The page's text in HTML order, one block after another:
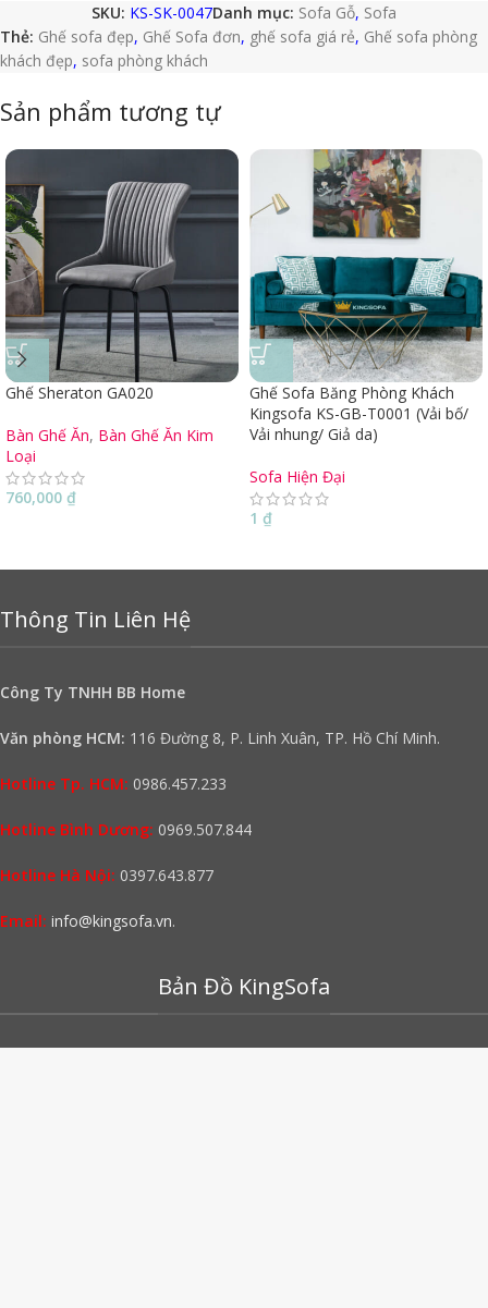
SKU: KS-SK-0047Danh mục: Sofa Gỗ, Sofa
Thẻ: Ghế sofa đẹp, Ghế Sofa đơn, ghế sofa giá rẻ, Ghế sofa phòng
khách đẹp, sofa phòng khách
Sản phẩm tương tự
Ghế Sheraton GA020
Bàn Ghế Ăn, Bàn Ghế Ăn Kim
Loại
760,000 ₫
Ghế Sofa Băng Phòng Khách
Kingsofa KS-GB-T0001 (Vải bố/
Vải nhung/ Giả da)
Sofa Hiện Đại
1 ₫
Thông Tin Liên Hệ
Công Ty TNHH BB Home
Văn phòng HCM: 116 Đường 8, P. Linh Xuân, TP. Hồ Chí Minh.
Hotline Tp. HCM: 0986.457.233
Hotline Bình Dương: 0969.507.844
Hotline Hà Nội: 0397.643.877
Email: info@kingsofa.vn.
Bản Đồ KingSofa